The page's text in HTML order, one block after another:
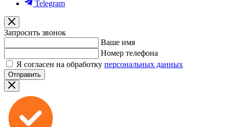
Telegram
Запросить звонок
Ваше имя
Номер телефона
Я согласен на обработку персональных данных
Отправить